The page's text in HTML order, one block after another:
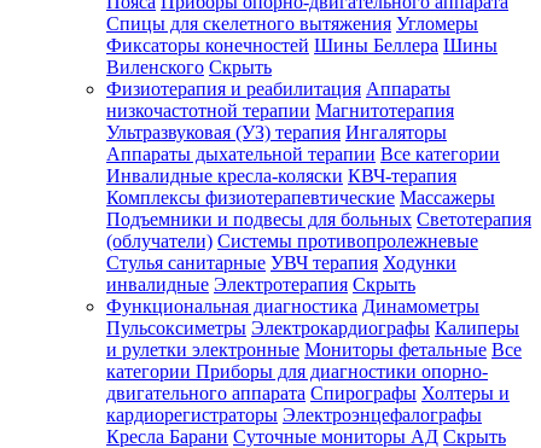
Спицы для скелетного вытяжения Угломеры
Фиксаторы конечностей Шины Беллера Шины
Виленского Скрыть
Физиотерапия и реабилитация Аппараты
низкочастотной терапии Магнитотерапия
Ультразвуковая (УЗ) терапия Ингаляторы
Аппараты дыхательной терапии Все категории
Инвалидные кресла-коляски КВЧ-терапия
Комплексы физиотерапевтические Массажеры
Подъемники и подвесы для больных Светотерапия
(облучатели) Системы противопролежневые
Стулья санитарные УВЧ терапия Ходунки
инвалидные Электротерапия Скрыть
Функциональная диагностика Динамометры
Пульсоксиметры Электрокардиографы Калиперы
и рулетки электронные Мониторы фетальные Все
категории Приборы для диагностики опорно-
двигательного аппарата Спирографы Холтеры и
кардиорегистраторы Электроэнцефалографы
Кресла Барани Суточные мониторы АД Скрыть